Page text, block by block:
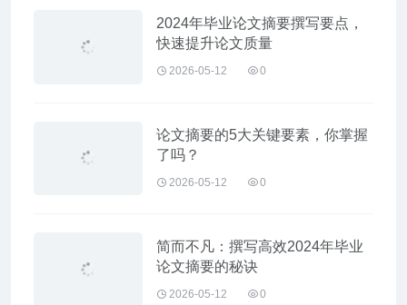
2024年毕业论文摘要撰写要点，
快速提升论文质量
2026-05-12 0
论文摘要的5大关键要素，你掌握
了吗？
2026-05-12 0
简而不凡：撰写高效2024年毕业
论文摘要的秘诀
2026-05-12 0